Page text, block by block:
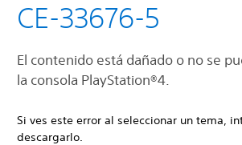
CE-33676-5
El contenido está dañado o no se
la consola PlayStation®4.
Si ves este error al seleccionar un tema,
descargarlo.